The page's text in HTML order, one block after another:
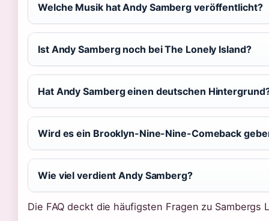
Welche Musik hat Andy Samberg veröffentlicht?
Ist Andy Samberg noch bei The Lonely Island?
Hat Andy Samberg einen deutschen
Wird es ein Brooklyn-Nine-Nine-Comeback
Wie viel verdient Andy Samberg?
Die FAQ deckt die häufigsten Fragen zu Sambergs